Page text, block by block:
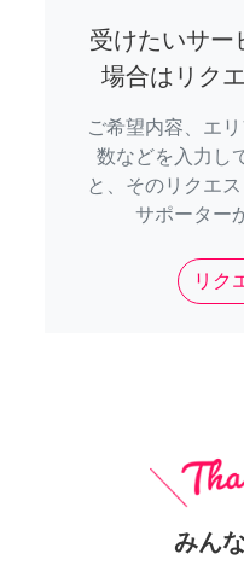
受けたいサー
場合はリク
ご希望内容、エ
数などを入力し
と、そのリクエ
サポーター
リク
みん